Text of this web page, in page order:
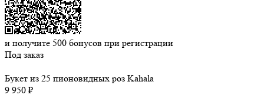
и получите 500 бонусов при регистрации
Под заказ
Букет из 25 пионовидных роз Kahala
9 950 ₽